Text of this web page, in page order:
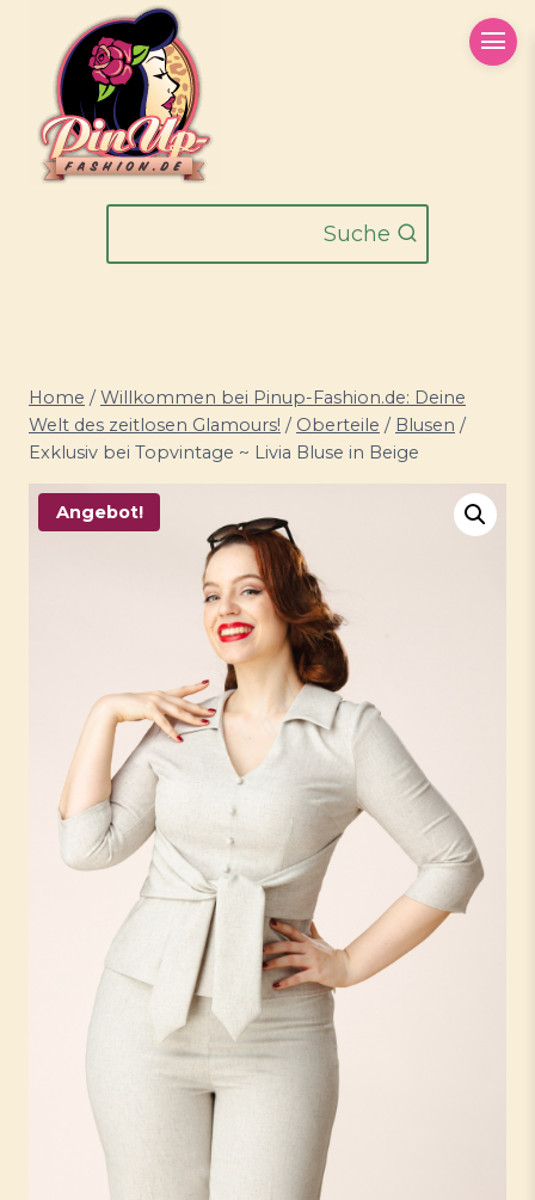
springen
Suche
Home / Willkommen bei Pinup-Fashion.de: Deine
Welt des zeitlosen Glamours! / Oberteile / Blusen /
Exklusiv bei Topvintage ~ Livia Bluse in Beige
Angebot!